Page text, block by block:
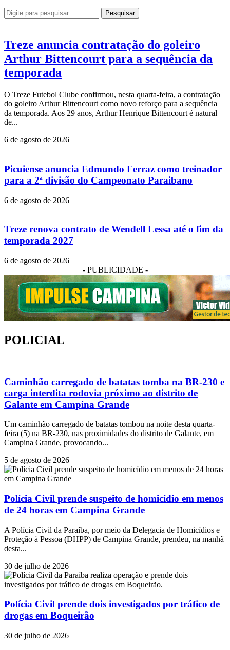
Pesquisar
Treze anuncia contratação do goleiro
Arthur Bittencourt para a sequência da
temporada
O Treze Futebol Clube confirmou, nesta quarta-feira, a contratação
do goleiro Arthur Bittencourt como novo reforço para a sequência
da temporada. Aos 29 anos, Arthur Henrique Bittencourt é natural
de...
6 de agosto de 2026
Picuiense anuncia Edmundo Ferraz como treinador
para a 2ª divisão do Campeonato Paraibano
6 de agosto de 2026
Treze renova contrato de Wendell Lessa até o fim da
temporada 2027
6 de agosto de 2026
- PUBLICIDADE -
POLICIAL
Caminhão carregado de batatas tomba na BR-230 e
carga interdita rodovia próximo ao distrito de
Galante em Campina Grande
Um caminhão carregado de batatas tombou na noite desta quarta-
feira (5) na BR-230, nas proximidades do distrito de Galante, em
Campina Grande, provocando...
5 de agosto de 2026
Polícia Civil prende suspeito de homicídio em menos
de 24 horas em Campina Grande
A Polícia Civil da Paraíba, por meio da Delegacia de Homicídios e
Proteção à Pessoa (DHPP) de Campina Grande, prendeu, na manhã
desta...
30 de julho de 2026
Polícia Civil prende dois investigados por tráfico de
drogas em Boqueirão
30 de julho de 2026